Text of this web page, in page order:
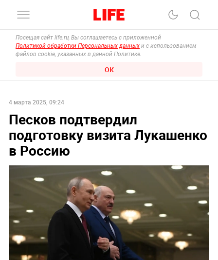
Посещая сайт life.ru, Вы соглашаетесь с приложенной
Политикой обработки Персональных данных и с использованием
файлов cookie, указанных в данной Политике.
ОК
4 марта 2025, 09:24
Песков подтвердил
подготовку визита Лукашенко
в Россию